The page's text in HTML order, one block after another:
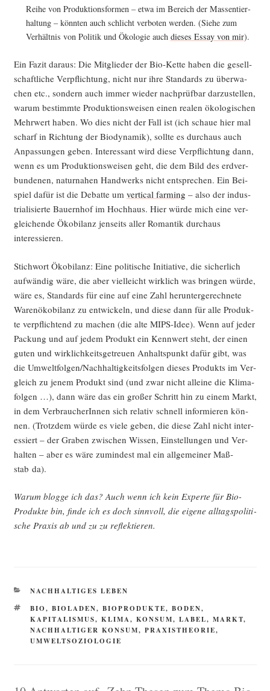
Rei­he von Pro­duk­ti­ons­for­men – etwa im Bereich der Mas­sen­tier­
hal­tung – könn­ten auch schlicht ver­bo­ten wer­den. (Sie­he zum
Ver­hält­nis von Poli­tik und Öko­lo­gie auch die­ses Essay von mir).
Ein Fazit dar­aus: Die Mit­glie­der der Bio-Ket­te haben die gesell­
schaft­li­che Ver­pflich­tung, nicht nur ihre Stan­dards zu über­wa­
chen etc., son­dern auch immer wie­der nach­prüf­bar dar­zu­stel­len,
war­um bestimm­te Pro­duk­ti­ons­wei­sen einen rea­len öko­lo­gi­schen
Mehr­wert haben. Wo dies nicht der Fall ist (ich schaue hier mal
scharf in Rich­tung der Bio­dy­na­mik), soll­te es durch­aus auch
Anpas­sun­gen geben. Inter­es­sant wird die­se Ver­pflich­tung dann,
wenn es um Pro­duk­ti­ons­wei­sen geht, die dem Bild des erd­ver­
bun­de­nen, natur­na­hen Hand­werks nicht ent­spre­chen. Ein Bei­
spiel dafür ist die Debat­te um ver­ti­cal far­ming – also der indus­
tria­li­sier­te Bau­ern­hof im Hoch­haus. Hier wür­de mich eine ver­
glei­chen­de Öko­bi­lanz jen­seits aller Roman­tik durch­aus
interessieren.
Stich­wort Öko­bi­lanz: Eine poli­ti­sche Initia­ti­ve, die sicher­lich
auf­wän­dig wäre, die aber viel­leicht wirk­lich was brin­gen wür­de,
wäre es, Stan­dards für eine auf eine Zahl her­un­ter­ge­rech­ne­te
Waren­öko­bi­lanz zu ent­wi­ckeln, und die­se dann für alle Pro­duk­
te ver­pflich­tend zu machen (die alte MIPS-Idee). Wenn auf jeder
Packung und auf jedem Pro­dukt ein Kenn­wert steht, der einen
guten und wirk­lich­keits­ge­treu­en Anhalts­punkt dafür gibt, was
die Umweltfolgen/Nachhaltigkeitsfolgen die­ses Pro­dukts im Ver­
gleich zu jenem Pro­dukt sind (und zwar nicht allei­ne die Kli­ma­
fol­gen …), dann wäre das ein gro­ßer Schritt hin zu einem Markt,
in dem Ver­brau­che­rIn­nen sich rela­tiv schnell infor­mie­ren kön­
nen. (Trotz­dem wür­de es vie­le geben, die die­se Zahl nicht inter­
es­siert – der Gra­ben zwi­schen Wis­sen, Ein­stel­lun­gen und Ver­
hal­ten – aber es wäre zumin­dest mal ein all­ge­mei­ner Maß­
stab da).
War­um blog­ge ich das? Auch wenn ich kein Exper­te für Bio-
Pro­duk­te bin, fin­de ich es doch sinn­voll, die eige­ne all­tags­po­li­ti­
sche Pra­xis ab und zu zu reflektieren.
KATEGORIEN
NACHHALTIGES LEBEN
SCHLAGWÖRTER
BIO, BIOLADEN, BIOPRODUKTE, BODEN,
KAPITALISMUS, KLIMA, KONSUM, LABEL, MARKT,
NACHHALTIGER KONSUM, PRAXISTHEORIE,
UMWELTSOZIOLOGIE